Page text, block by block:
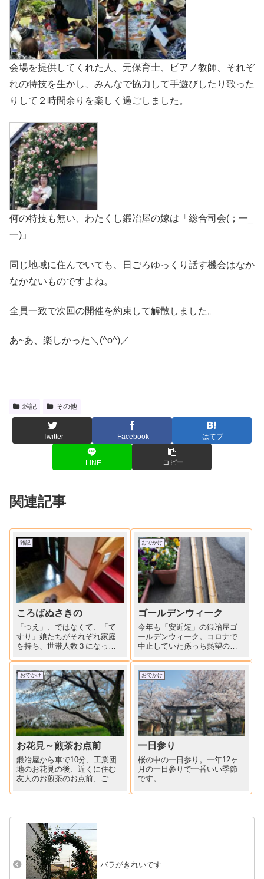
会場を提供してくれた人、元保育士、ピアノ教師、それぞ
れの特技を生かし、みんなで協力して手遊びしたり歌った
りして２時間余りを楽しく過ごしました。
何の特技も無い、わたくし鍛冶屋の嫁は「総合司会(；一_
一)」
同じ地域に住んでいても、日ごろゆっくり話す機会はなか
なかないものですよね。
全員一致で次回の開催を約束して解散しました。
あ~あ、楽しかった＼(^o^)／
雑記 その他
Twitter Facebook はてブ
LINE コピー
関連記事
雑記
ころばぬさきの
「つえ」、ではなくて、「て
すり」娘たちがそれぞれ家庭
を持ち、世帯人数３になった
こちに手すりが必須です。 ト
イレに風呂に玄関に階段に最
近居間の段差がきつくなった
義母。現在の家を建てたのは
３...
おでかけ
ゴールデンウィーク
今年も「安近短」の鍛冶屋ゴ
ールデンウィーク。コロナで
中止していた孫っち熱望の
師のご命日に参加。お墓参り
の後はこれまたコロナで中止
していた会食を三年ぶりに開
催。写真見ると三年の経過が
わかる...
おでかけ
お花見～煎茶お点前
鍛冶屋から車で10分、工業団
地のお花見の後、近くに住む
友人のお煎茶のお点前、ごち
おでかけ
一日参り
桜の中の一日参り。一年12ヶ
月の一日参りで一番いい季節
です。
バラがきれいです